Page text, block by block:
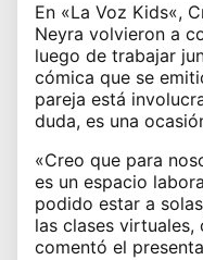
En «La Voz Kids«,
Neyra volvieron a
luego de trabajar
cómica que se
pareja está
duda, es una
«Creo que para
es un espacio
podido estar a
las clases virtuales,
comentó el